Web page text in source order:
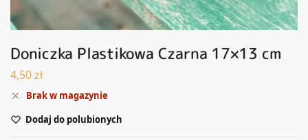
Doniczka Plastikowa Czarna 17×13 cm
4,50zł
Brak w magazynie
Dodaj do polubionych